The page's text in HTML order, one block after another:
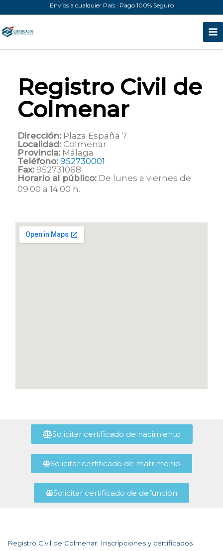
al
contenido
Envíos a cualquier País · Pago 100% Seguro
Registro Civil de
Colmenar
Dirección: Plaza España 7
Localidad: Colmenar
Provincia: Málaga
Teléfono: 952730001
Fax: 952731068
Horario al público: De lunes a viernes de
09:00 a 14:00 h.
Solicitar certificado de nacimiento
Solicitar certificado de matrimonio
Solicitar certificado de defunción
Registro Civil de Colmenar: Inscripciones y certificados